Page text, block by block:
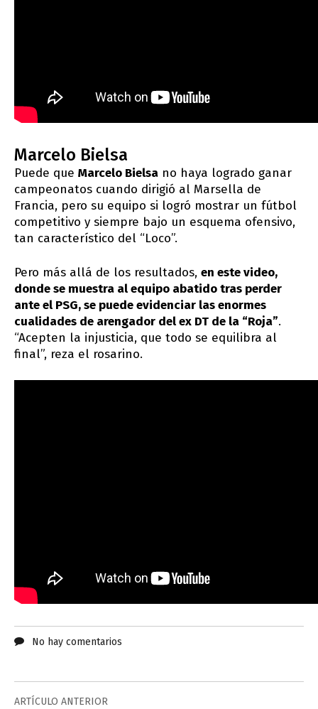
Marcelo Bielsa
Puede que Marcelo Bielsa no haya logrado ganar
campeonatos cuando dirigió al Marsella de
Francia, pero su equipo si logró mostrar un fútbol
competitivo y siempre bajo un esquema ofensivo,
tan característico del “Loco”.
Pero más allá de los resultados, en este video,
donde se muestra al equipo abatido tras perder
ante el PSG, se puede evidenciar las enormes
cualidades de arengador del ex DT de la “Roja”.
“Acepten la injusticia, que todo se equilibra al
final”, reza el rosarino.
No hay comentarios
ARTÍCULO ANTERIOR